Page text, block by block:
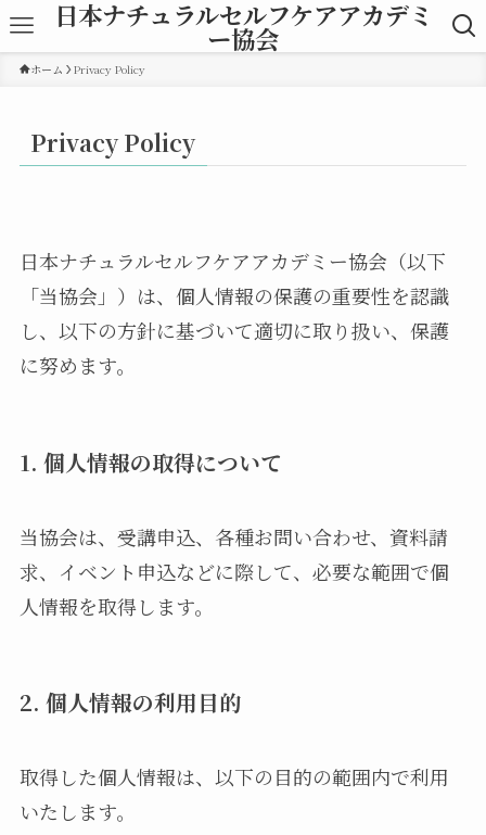
日本ナチュラルセルフケアアカデミ
ー協会
ホーム Privacy Policy
Privacy Policy
日本ナチュラルセルフケアアカデミー協会（以下
「当協会」）は、個人情報の保護の重要性を認識
し、以下の方針に基づいて適切に取り扱い、保護
に努めます。
1. 個人情報の取得について
当協会は、受講申込、各種お問い合わせ、資料請
求、イベント申込などに際して、必要な範囲で個
人情報を取得します。
2. 個人情報の利用目的
取得した個人情報は、以下の目的の範囲内で利用
いたします。